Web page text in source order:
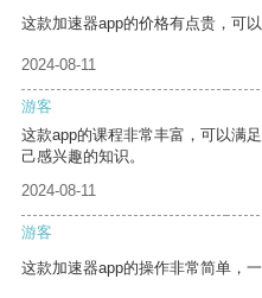
这款加速器app的价格有点贵，可
2024-08-11
游客
这款app的课程非常丰富，可以满
己感兴趣的知识。
2024-08-11
游客
这款加速器app的操作非常简单，